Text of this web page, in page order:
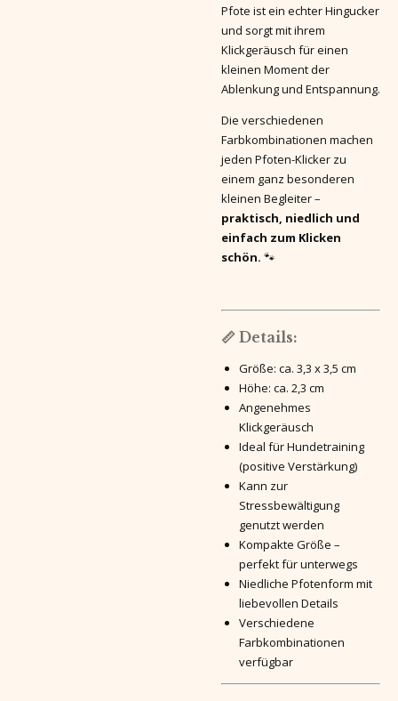
Pfote ist ein echter Hingucker
und sorgt mit ihrem
Klickgeräusch für einen
kleinen Moment der
Ablenkung und Entspannung.
Die verschiedenen
Farbkombinationen machen
jeden Pfoten-Klicker zu
einem ganz besonderen
kleinen Begleiter –
praktisch, niedlich und
einfach zum Klicken
schön. 🐾
📏 Details:
Größe: ca. 3,3 x 3,5 cm
Höhe: ca. 2,3 cm
Angenehmes
Klickgeräusch
Ideal für Hundetraining
(positive Verstärkung)
Kann zur
Stressbewältigung
genutzt werden
Kompakte Größe –
perfekt für unterwegs
Niedliche Pfotenform mit
liebevollen Details
Verschiedene
Farbkombinationen
verfügbar